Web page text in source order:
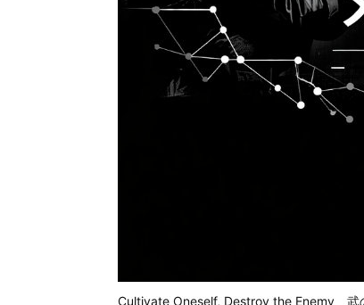
Cultivate Oneself, Destroy the Enemy 武